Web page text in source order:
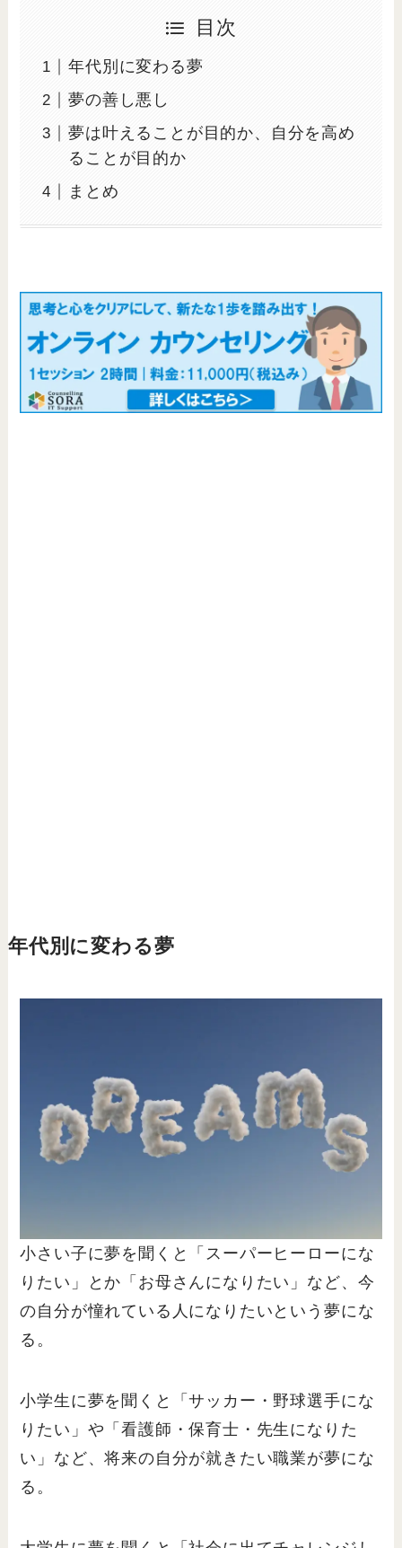
目次
年代別に変わる夢
夢の善し悪し
夢は叶えることが目的か、自分を高め
ることが目的か
まとめ
年代別に変わる夢
小さい子に夢を聞くと「スーパーヒーローにな
りたい」とか「お母さんになりたい」など、今
の自分が憧れている人になりたいという夢にな
る。
小学生に夢を聞くと「サッカー・野球選手にな
りたい」や「看護師・保育士・先生になりた
い」など、将来の自分が就きたい職業が夢にな
る。